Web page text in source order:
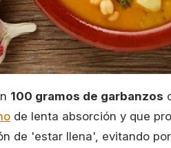
100 gramos de garbanzos
de lenta absorción y que
de 'estar llena', evitando